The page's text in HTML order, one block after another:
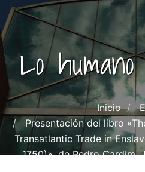
Lo
Inicio
Presentación del libro
Transatlantic Trade in
1750)», de Pedro Cardim,